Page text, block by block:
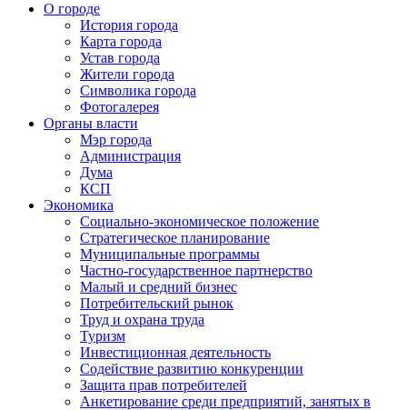
О городе
История города
Карта города
Устав города
Жители города
Символика города
Фотогалерея
Органы власти
Мэр города
Администрация
Дума
КСП
Экономика
Социально-экономическое положение
Стратегическое планирование
Муниципальные программы
Частно-государственное партнерство
Малый и средний бизнес
Потребительский рынок
Труд и охрана труда
Туризм
Инвестиционная деятельность
Содействие развитию конкуренции
Защита прав потребителей
Анкетирование среди предприятий, занятых в